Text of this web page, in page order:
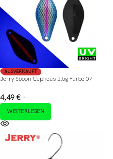
AUSVERKAUFT
Jerry Spoon Cepheus 2.5g Farbe 07
4,49 € *
WEITERLESEN